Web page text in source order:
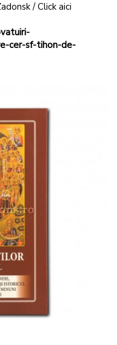
/ Click aici
cer-sf-tihon-de-